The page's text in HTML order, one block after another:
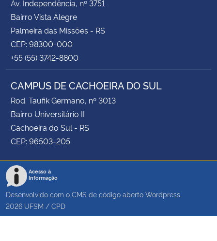
Av. Independência, nº 3751
Bairro Vista Alegre
Palmeira das Missões - RS
CEP: 98300-000
+55 (55) 3742-8800
CAMPUS DE CACHOEIRA DO SUL
Rod. Taufik Germano, nº 3013
Bairro Universitário II
Cachoeira do Sul - RS
CEP: 96503-205
Acesso à
Informação
Desenvolvido com o CMS de código aberto Wordpress
2026 UFSM / CPD